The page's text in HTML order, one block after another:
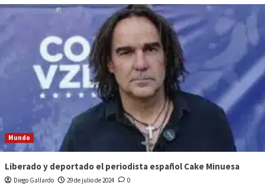
Mundo
Liberado y deportado el periodista español Cake Minuesa
Diego Gallardo 29 de julio de 2024 0